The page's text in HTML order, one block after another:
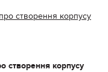
створення корпусу